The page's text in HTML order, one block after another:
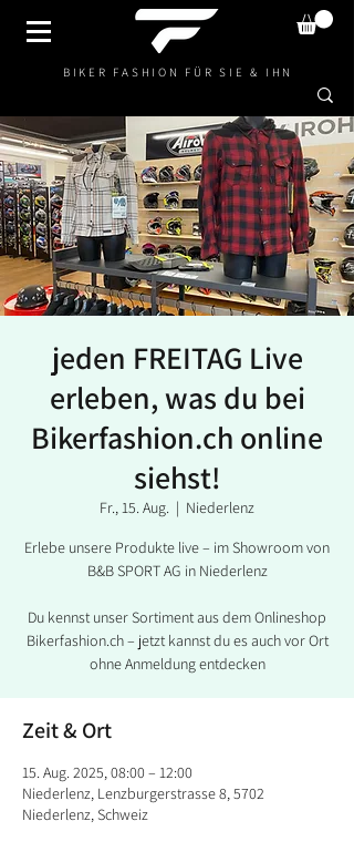
BIKER FASHION FÜR SIE & IHN
jeden FREITAG Live
erleben, was du bei
Bikerfashion.ch online
siehst!
Fr., 15. Aug.
  |
Niederlenz
Erlebe unsere Produkte live – im Showroom von
B&B SPORT AG in Niederlenz
Du kennst unser Sortiment aus dem Onlineshop
Bikerfashion.ch – jetzt kannst du es auch vor Ort
ohne Anmeldung entdecken
Zeit & Ort
15. Aug. 2025, 08:00 – 12:00
Niederlenz, Lenzburgerstrasse 8, 5702
Niederlenz, Schweiz